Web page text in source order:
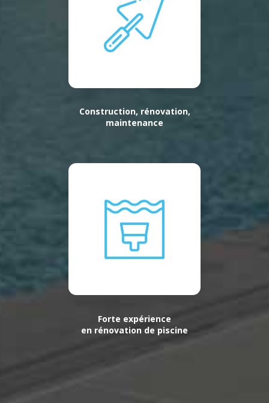
Construction, rénovation,
maintenance
Forte expérience
en rénovation de piscine